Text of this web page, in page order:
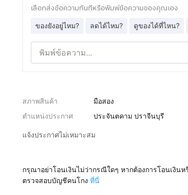
เลือกส่งข้อความทันทีหรือพิมพ์ข้อความของคุณเอง
ของยังอยู่ไหม? ลดได้ไหม? ดูของได้ที่ไหน?
สภาพสินค้า มือสอง
ตำแหน่งประกาศ
ประจันตคาม ปราจีนบุรี
แจ้งประกาศไม่เหมาะสม
กรุณาอย่าโอนเงินไม่ว่ากรณีใดๆ หากต้องการโอนเงิน
ตรวจสอบบัญชีคนโกง ที่นี่